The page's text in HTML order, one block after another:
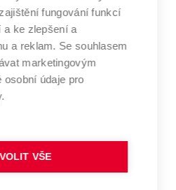
učení
technické
V BRNĚ
fungování funkcí
a ke zlepšení a
a reklam. Se souhlasem
marketingovým
osobní údaje pro
VŠE